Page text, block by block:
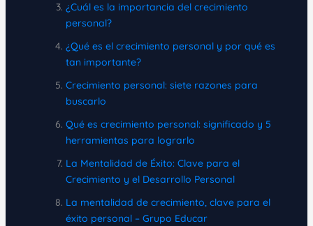
¿Cuál es la importancia del crecimiento
personal?
¿Qué es el crecimiento personal y por qué es
tan importante?
Crecimiento personal: siete razones para
buscarlo
Qué es crecimiento personal: significado y 5
herramientas para lograrlo
La Mentalidad de Éxito: Clave para el
Crecimiento y el Desarrollo Personal
La mentalidad de crecimiento, clave para el
éxito personal – Grupo Educar